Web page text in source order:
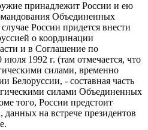
принадлежит России и ею
Объединенных
России придется внести
о координации
и в Соглашение по
1992 г. (там отмечается, что
силами, временно
Белоруссии, - составная часть
силами Объединенных
того, России предстоит
данных на встрече президентов